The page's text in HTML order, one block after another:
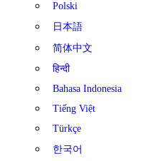
Polski
日本語
简体中文
हिन्दी
Bahasa Indonesia
Tiếng Việt
Türkçe
한국어